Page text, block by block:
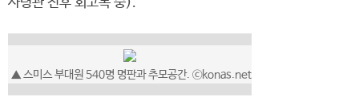
▲ 스미스 부대원 540명 명판과 추모공간. ⓒkonas.net